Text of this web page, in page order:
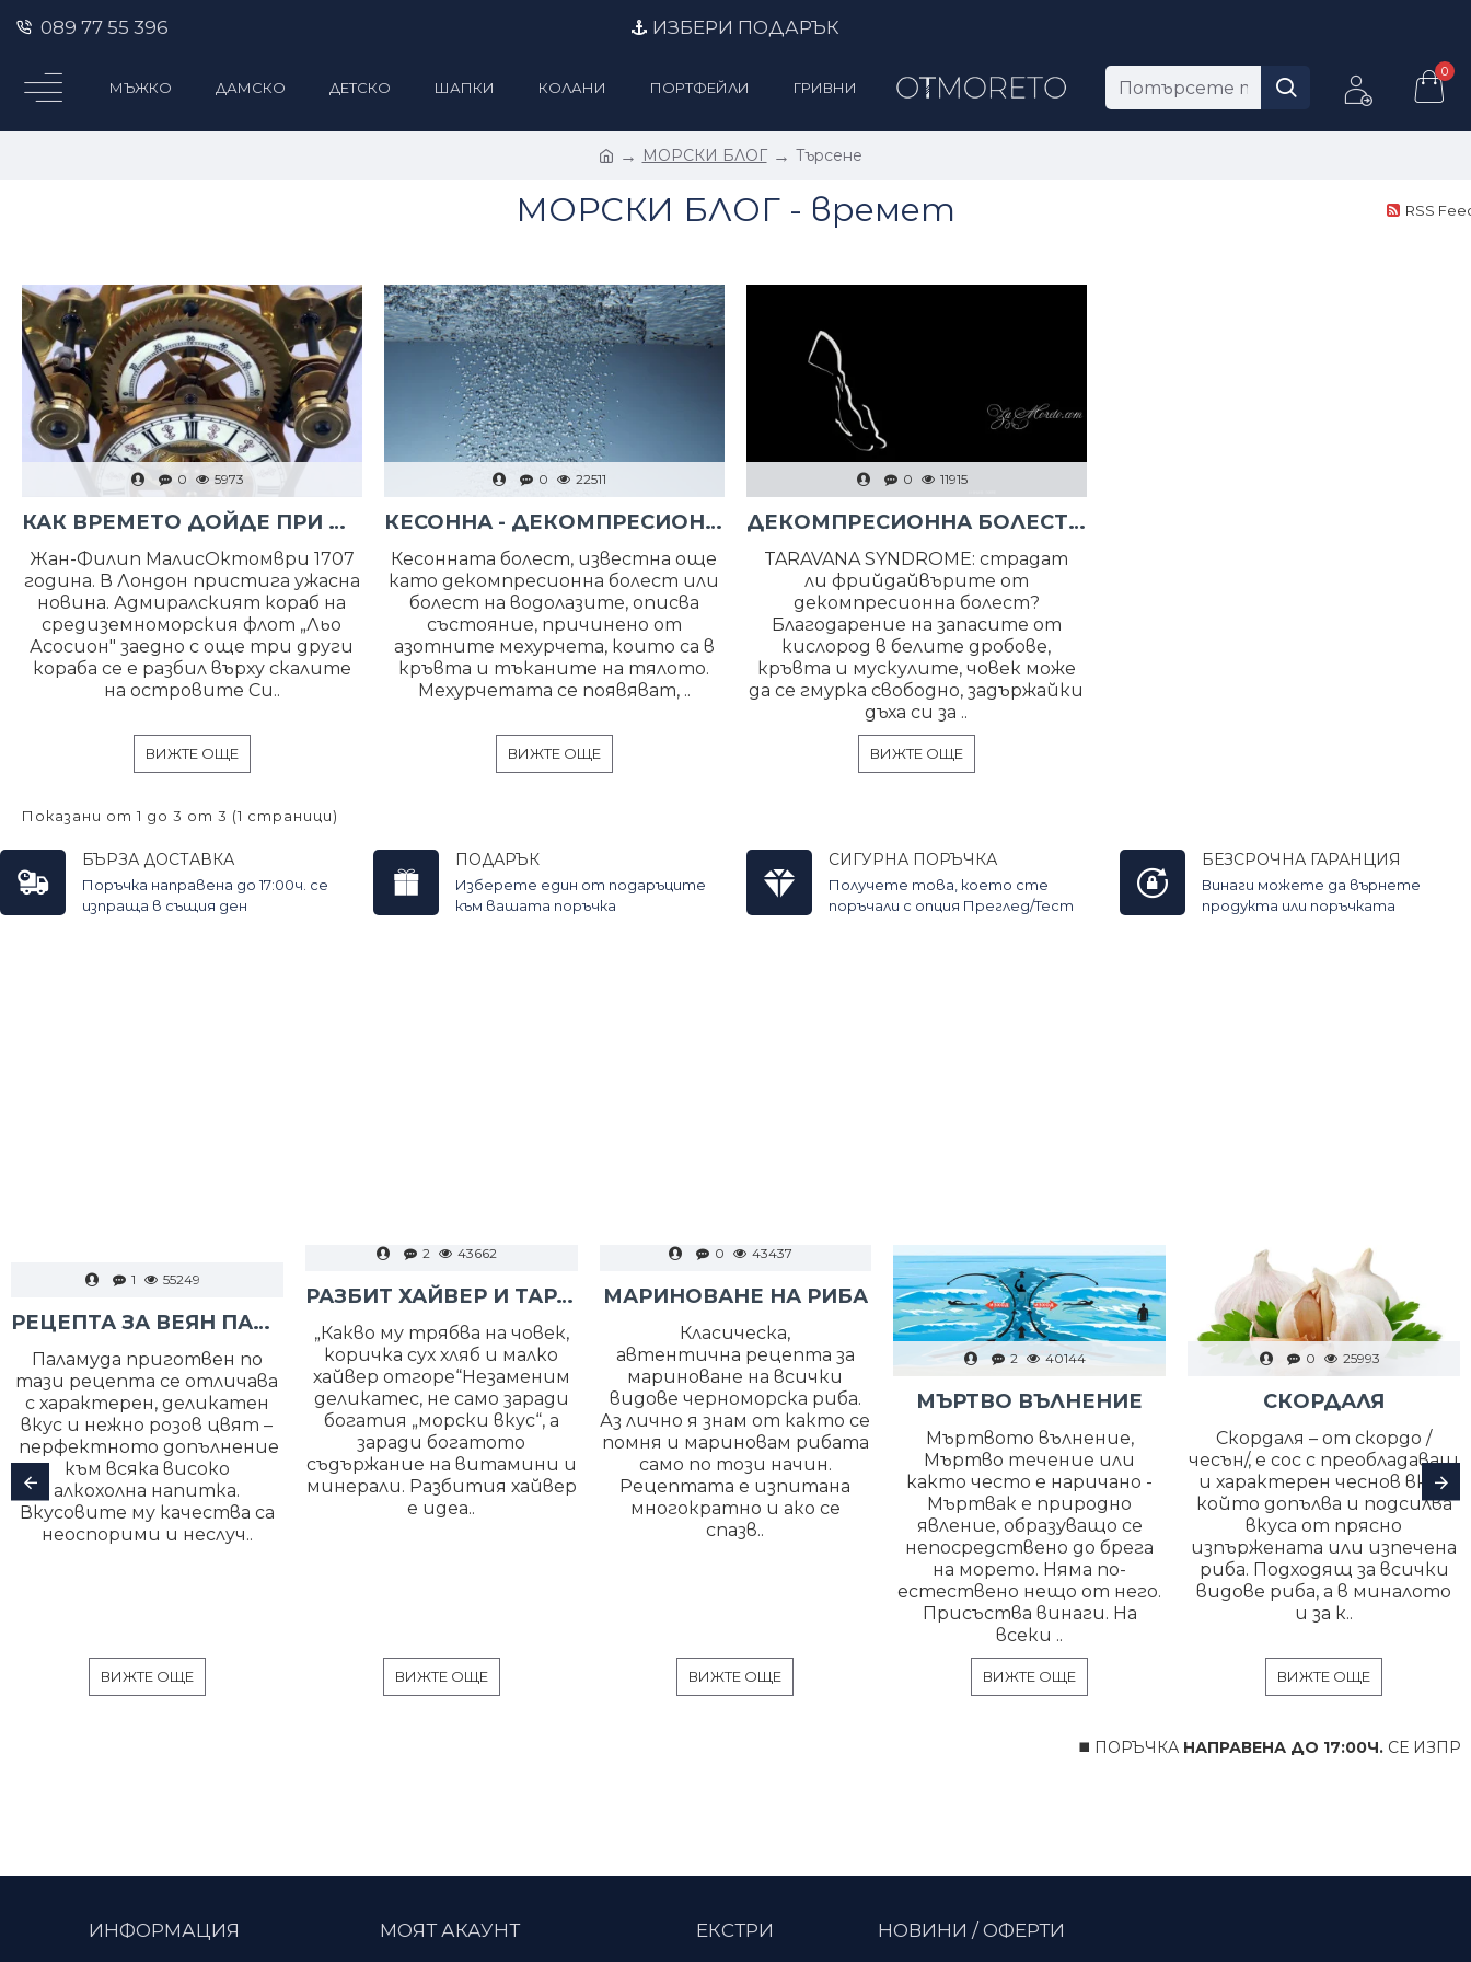
089 77 55 396 ИЗБЕРИ ПОДАРЪК
МЪЖКО ДАМСКО ДЕТСКО ШАПКИ КОЛАНИ ПОРТФЕЙЛИ ГРИВНИ
0
МОРСКИ БЛОГ Търсене
МОРСКИ БЛОГ - времет RSS
0 5973
КАК ВРЕМЕТО ДОЙДЕ ПРИ МОРЯЦИТЕ
Жан-Филип МалисОктомври 1707
година. В Лондон пристига ужасна
новина. Адмиралският кораб на
средиземноморския флот „Льо
Асосион" заедно с още три други
кораба се е разбил върху скалите
на островите Си..
ВИЖТЕ ОЩЕ
0 22511
КЕСОННА - ДЕКОМПРЕСИОННА БОЛЕСТ
Кесонната болест, известна още
като декомпресионна болест или
болест на водолазите, описва
състояние, причинено от
азотните мехурчета, които са в
кръвта и тъканите на тялото.
Мехурчетата се появяват, ..
ВИЖТЕ ОЩЕ
0 11915
ДЕКОМПРЕСИОННА БОЛЕСТ ПРИ ФРИЙДАЙВЪРИТЕ
TARAVANA SYNDROME: страдат
ли фрийдайвърите от
декомпресионна болест?
Благодарение на запасите от
кислород в белите дробове,
кръвта и мускулите, човек може
да се гмурка свободно, задържайки
дъха си за ..
ВИЖТЕ ОЩЕ
Показани от 1 до 3 от 3 (1 страници)
БЪРЗА ДОСТАВКА
Поръчка направена до 17:00ч. се
изпраща в същия ден
ПОДАРЪК
Изберете един от подаръците
към вашата поръчка
СИГУРНА ПОРЪЧКА
Получете това, което сте
поръчали с опция Преглед/Тест
БЕЗСРОЧНА ГАРАНЦИЯ
Винаги можете да върнете
продукта или поръчката
1 55249
РЕЦЕПТА ЗА ВЕЯН ПАЛАМУД
Паламуда приготвен по
тази рецепта се отличава
с характерен, деликатен
вкус и нежно розов цвят –
перфектното допълнение
към всяка високо
алкохолна напитка.
Вкусовите му качества са
неоспорими и неслуч..
ВИЖТЕ ОЩЕ
2 43662
РАЗБИТ ХАЙВЕР И ТАРАМА
„Какво му трябва на човек,
коричка сух хляб и малко
хайвер отгоре“Незаменим
деликатес, не само заради
богатия „морски вкус“, а
заради богатото
съдържание на витамини и
минерали. Разбития хайвер
е идеа..
ВИЖТЕ ОЩЕ
0 43437
МАРИНОВАНЕ НА РИБА
Класическа,
автентична рецепта за
мариноване на всички
видове черноморска риба.
Аз лично я знам от както се
помня и мариновам рибата
само по този начин.
Рецептата е изпитана
многократно и ако се
спазв..
ВИЖТЕ ОЩЕ
2 40144
МЪРТВО ВЪЛНЕНИЕ
Мъртвото вълнение,
Мъртво течение или
както често е наричано -
Мъртвак е природно
явление, образуващо се
непосредствено до брега
на морето. Няма по-
естествено нещо от него.
Присъства винаги. На
всеки ..
ВИЖТЕ ОЩЕ
0 25993
СКОРДАЛЯ
Скордаля – от скордо /
чесън/, е сос с преобладаващ
и характерен чеснов вкус,
който допълва и подсилва
вкуса от прясно
изпържената или изпечена
риба. Подходящ за всички
видове риба, а в миналото
и за к..
ВИЖТЕ ОЩЕ
◼️ ПОРЪЧКАНАПРАВЕНА ДО 17:00Ч.СЕ ИЗПРАЩА
ИНФОРМАЦИЯ МОЯТ АКАУНТ ЕКСТРИ НОВИНИ / ОФЕРТИ